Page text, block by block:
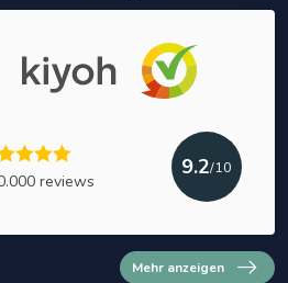
reviews
9.2/10
Mehr anzeigen